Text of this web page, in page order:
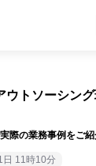
ウトソーシン
際の業務事例をご
日 11時10分